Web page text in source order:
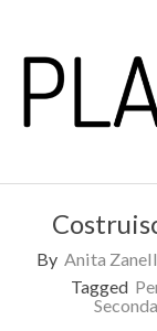
content
P
A
Navigation
MenuBy Anita
Tagged